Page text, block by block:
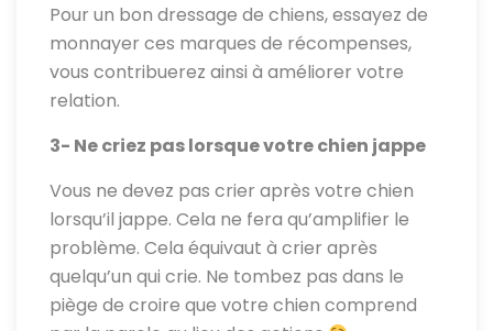
Pour un bon dressage de chiens, essayez de
monnayer ces marques de récompenses,
vous contribuerez ainsi à améliorer votre
relation.
3- Ne criez pas lorsque votre chien jappe
Vous ne devez pas crier après votre chien
lorsqu’il jappe. Cela ne fera qu’amplifier le
problème. Cela équivaut à crier après
quelqu’un qui crie. Ne tombez pas dans le
piège de croire que votre chien comprend